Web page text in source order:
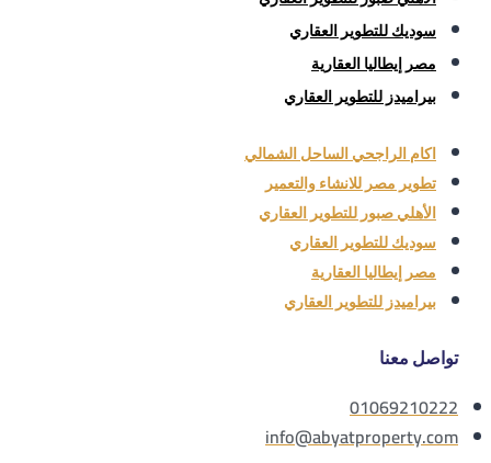
سوديك للتطوير العقاري
مصر إيطاليا العقارية
بيراميدز للتطوير العقاري
اكام الراجحي الساحل الشمالي
تطوير مصر للانشاء والتعمير
الأهلي صبور للتطوير العقاري
سوديك للتطوير العقاري
مصر إيطاليا العقارية
بيراميدز للتطوير العقاري
تواصل معنا
01069210222
info@abyatproperty.com